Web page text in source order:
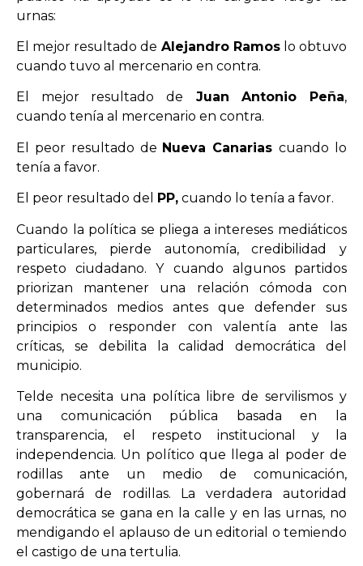
urnas:
El mejor resultado de Alejandro Ramoslo obtuvo
cuando tuvo al mercenario en contra.
El mejor resultado de Juan Antonio Peña,
cuando tenía al mercenario en contra.
El peor resultado de Nueva Canariascuando lo
tenía a favor.
El peor resultado del PP, cuando lo tenía a favor.
Cuando la política se pliega a intereses mediáticos
particulares, pierde autonomía, credibilidad y
respeto ciudadano. Y cuando algunos partidos
priorizan mantener una relación cómoda con
determinados medios antes que defender sus
principios o responder con valentía ante las
críticas, se debilita la calidad democrática del
municipio.
Telde necesita una política libre de servilismos y
una comunicación pública basada en la
transparencia, el respeto institucional y la
independencia. Un político que llega al poder de
rodillas ante un medio de comunicación,
gobernará de rodillas. La verdadera autoridad
democrática se gana en la calle y en las urnas, no
mendigando el aplauso de un editorial o temiendo
el castigo de una tertulia.